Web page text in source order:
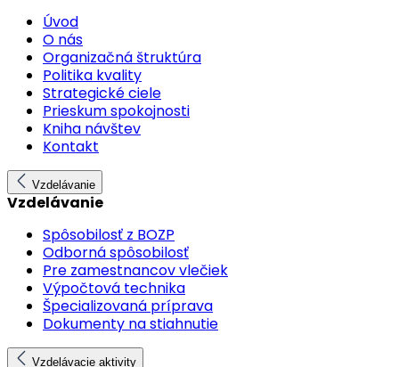
Úvod
O nás
Organizačná štruktúra
Politika kvality
Strategické ciele
Prieskum spokojnosti
Kniha návštev
Kontakt
Vzdelávanie
Vzdelávanie
Spôsobilosť z BOZP
Odborná spôsobilosť
Pre zamestnancov vlečiek
Výpočtová technika
Špecializovaná príprava
Dokumenty na stiahnutie
Vzdelávacie aktivity